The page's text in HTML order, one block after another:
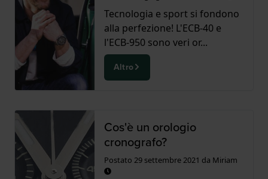
Tecnologia e sport si fondono
alla perfezione! L'ECB-40 e
l'ECB-950 sono veri or...
Altro
Cos'è un orologio
cronografo?
Postato 29 settembre 2021 da Miriam